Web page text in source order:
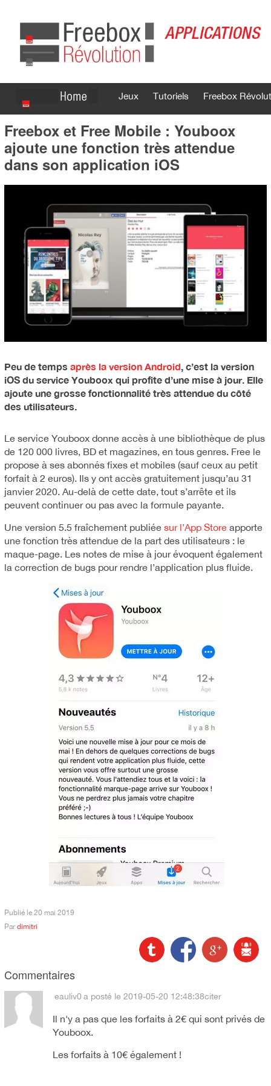
Jeux Tutoriels Freebox
Se connecter S'inscrire
Freebox et Free Mobile : Youboox
ajoute une fonction très attendue
dans son application iOS
Peu de temps après la version Android, c’est la version
iOS du service Youboox qui profite d’une mise à jour. Elle
ajoute une grosse fonctionnalité très attendue du côté
des utilisateurs.
Le service Youboox donne accès à une bibliothèque de plus
de 120 000 livres, BD et magazines, en tous genres. Free le
propose à ses abonnés fixes et mobiles (sauf ceux au petit
forfait à 2 euros). Ils y ont accès gratuitement jusqu’au 31
janvier 2020. Au-delà de cette date, tout s’arrête et ils
peuvent continuer ou pas avec la formule payante.
Une version 5.5 fraîchement publiée sur l’App Store apporte
une fonction très attendue de la part des utilisateurs : le
maque-page. Les notes de mise à jour évoquent également
la correction de bugs pour rendre l’application plus fluide.
Publié le 20 mai 2019
Par dimitri
Commentaires
eauliv0 a posté le 2019-05-20 12:48:38citer
Il n'y a pas que les forfaits à 2€ qui sont privés de
Youboox.
Les forfaits à 10€ également !